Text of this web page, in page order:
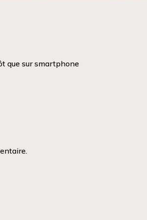
que sur smartphone